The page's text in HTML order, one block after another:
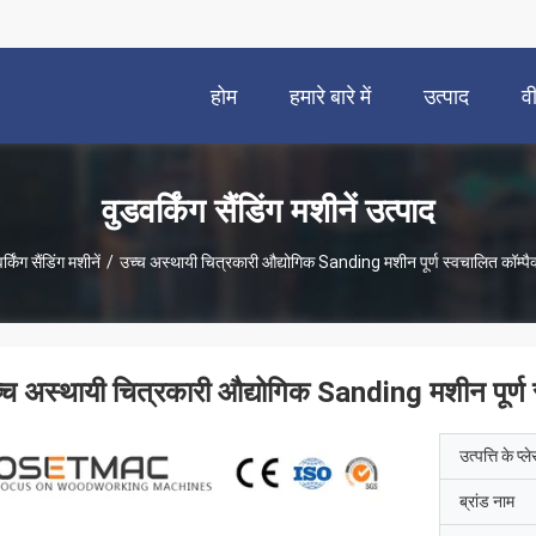
होम हमारे बारे में उत्पाद
वुडवर्किंग सैंडिंग मशीनें उत्पाद
सैंडिंग मशीनें / उच्च अस्थायी चित्रकारी औद्योगिक Sanding मशीन पूर्ण स्वचालित
अस्थायी चित्रकारी औद्योगिक Sanding मशीन
उत्पत्ति के
ब्रांड नाम